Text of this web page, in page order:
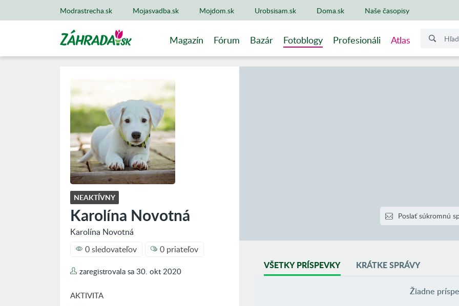
Modrastrecha.sk Mojasvadba.sk Mojdom.sk Urobsisam.sk Doma.sk Naše časopisy
Magazín Fórum Bazár Fotoblogy Profesionáli Atlas
NEAKTÍVNY
Karolína Novotná
Karolína Novotná
0 sledovateľov
0 priateľov
zaregistrovala sa 30. okt 2020
AKTIVITA
Poslať súkromnú
VŠETKY PRÍSPEVKY KRÁTKE SPRÁVY
Žiadne